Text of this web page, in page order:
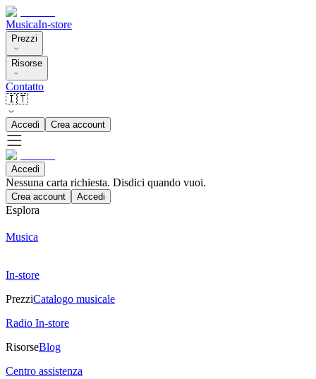
MusicaIn-store
Prezzi
Risorse
Contatto
🇮🇹
Accedi Crea account
Accedi
Nessuna carta richiesta. Disdici quando vuoi.
Crea account Accedi
Esplora
Musica
In-store
PrezziCatalogo musicale
Radio In-store
RisorseBlog
Centro assistenza